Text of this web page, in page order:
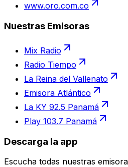
www.oro.com.co
Nuestras Emisoras
Mix Radio
Radio Tiempo
La Reina del Vallenato
Emisora Atlántico
La KY 92.5 Panamá
Play 103.7 Panamá
Descarga la app
Escucha todas nuestras